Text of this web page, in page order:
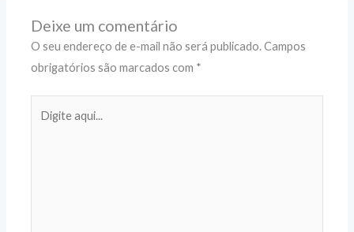
Deixe um comentário
O seu endereço de e-mail não será publicado.Campos
obrigatórios são marcados com *
aqui...